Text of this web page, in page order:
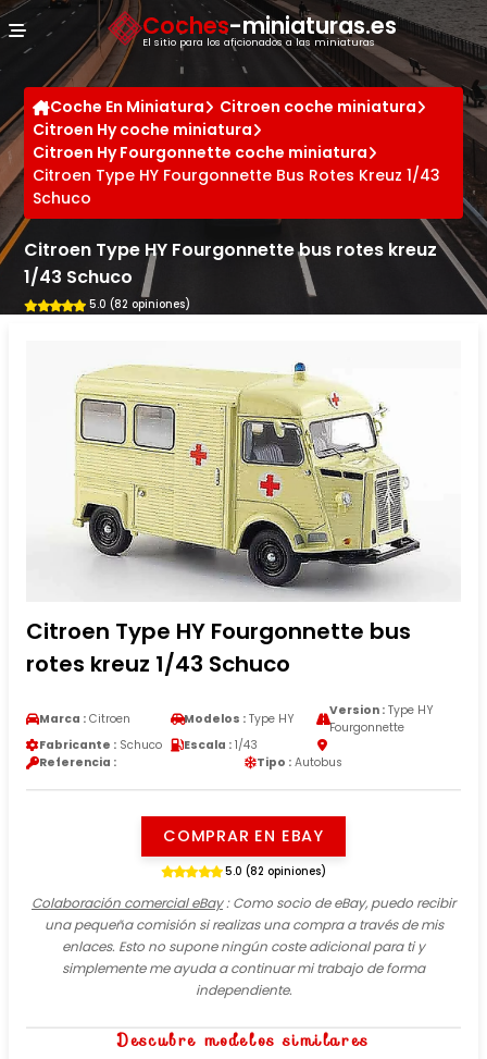
Coches-miniaturas.es
El sitio para los aficionados a las miniaturas
Coche En Miniatura
Citroen coche miniatura
Citroen Hy coche miniatura
Citroen Hy Fourgonnette coche miniatura
Citroen Type HY Fourgonnette Bus Rotes Kreuz 1/43
Schuco
Citroen Type HY Fourgonnette bus rotes kreuz
1/43 Schuco
5.0 (82 opiniones)
Citroen Type HY Fourgonnette bus
rotes kreuz 1/43 Schuco
Marca : Citroen Modelos : Type HY
Version :Type HY
Fourgonnette
Fabricante : Schuco Escala : 1/43
Referencia :
Tipo : Autobus
COMPRAR EN EBAY
5.0 (82 opiniones)
Colaboración comercial eBay: Como socio de eBay, puedo recibir
una pequeña comisión si realizas una compra a través de mis
enlaces. Esto no supone ningún coste adicional para ti y
simplemente me ayuda a continuar mi trabajo de forma
independiente.
Descubre modelos similares
Panel de gestión de cookies